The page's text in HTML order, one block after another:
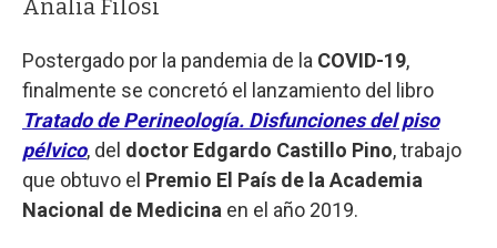
Analía Filosi
Postergado por la pandemia de la COVID-19,
finalmente se concretó el lanzamiento del libro
Tratado de Perineología. Disfunciones del piso
pélvico, del doctor Edgardo Castillo Pino, trabajo
que obtuvo el Premio El País de la Academia
Nacional de Medicina en el año 2019.